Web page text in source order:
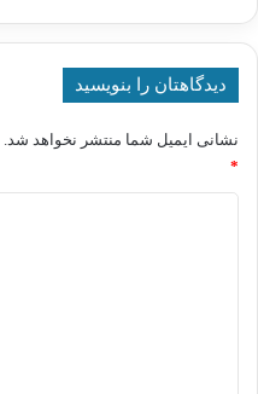
دیدگاهتان را بنویسید
نشانی ایمیل شما منتشر نخواهد شد.
*